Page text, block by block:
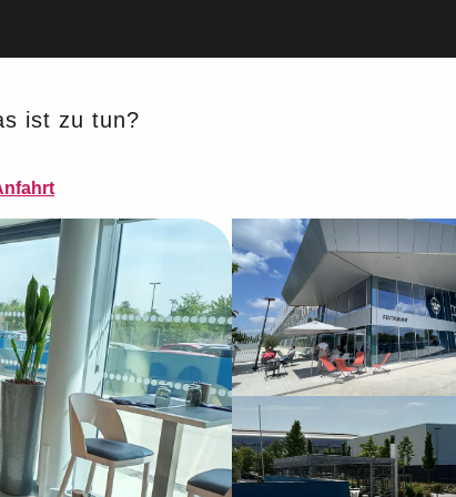
ist zu tun?